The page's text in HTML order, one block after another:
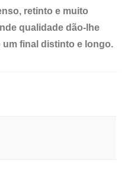
retinto e muito
qualidade dão-lhe
final distinto e longo.